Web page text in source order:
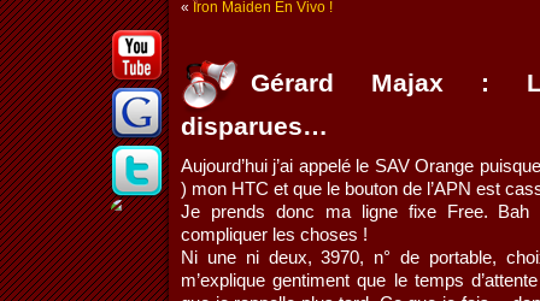
« Iron Maiden En Vivo !
Gérard Majax :
disparues…
Aujourd’hui j’ai appelé le SAV Orange
) mon HTC et que le bouton de l’APN est
Je prends donc ma ligne fixe Free. Bah
compliquer les choses !
Ni une ni deux, 3970, n° de portable,
m’explique gentiment que le temps